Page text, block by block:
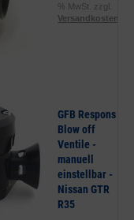
% MwSt. zzgl.
Versandkosten
GFB Respons
Blow off
Ventile -
manuell
einstellbar -
Nissan GTR
R35